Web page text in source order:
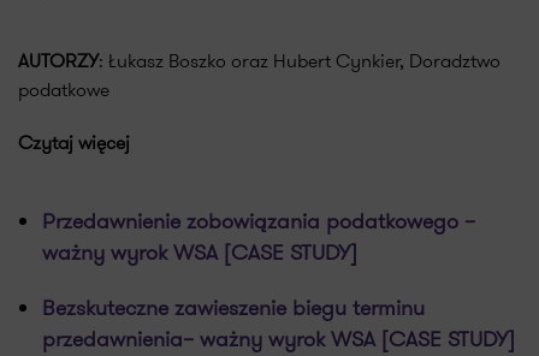
AUTORZY: Łukasz Boszko oraz Hubert Cynkier, Doradztwo
podatkowe
Czytaj więcej
Przedawnienie zobowiązania podatkowego –
ważny wyrok WSA [CASE STUDY]
Bezskuteczne zawieszenie biegu terminu
przedawnienia– ważny wyrok WSA [CASE STUDY]